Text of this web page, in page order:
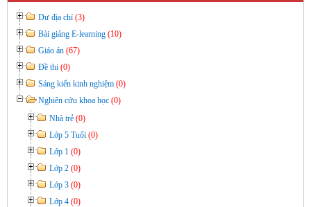
QUYẾT ĐỊNH Về việc ban hành thực hiện Quy chế dân chủ
trong hoạt động của nhà trường
lượt xem: 3475 | lượt tải:646
Dư địa chí (3)
Bài giảng E-learning (10)
Giáo án (67)
Đề thi (0)
Sáng kiến kinh nghiệm (0)
Nghiên cứu khoa học (0)
Nhà trẻ (0)
Lớp 5 Tuổi (0)
Lớp 1 (0)
Lớp 2 (0)
Lớp 3 (0)
Lớp 4 (0)